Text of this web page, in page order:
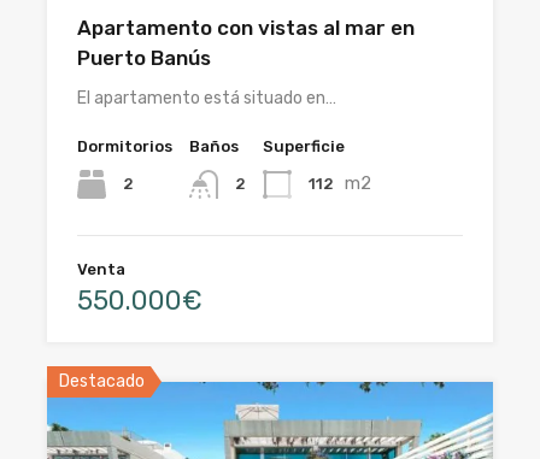
Apartamento con vistas al mar en
Puerto Banús
El apartamento está situado en…
Dormitorios
2
Baños
2
Superficie
112 m2
Venta
550.000€
Destacado